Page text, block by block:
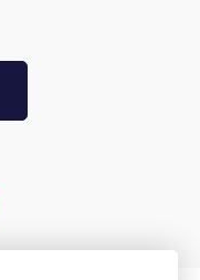
en
sens caché : le
N&B - 124